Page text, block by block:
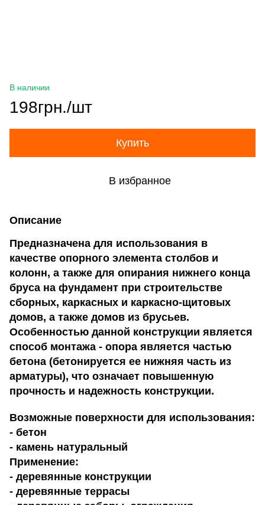
В наличии
198грн./шт
Купить
В избранное
Описание
Предназначена для использования в
качестве опорного элемента столбов и
колонн, а также для опирания нижнего конца
бруса на фундамент при строительстве
сборных, каркасных и каркасно-щитовых
домов, а также домов из брусьев.
Особенностью данной конструкции является
способ монтажа - опора является частью
бетона (бетонируется ее нижняя часть из
арматуры), что означает повышенную
прочность и надежность конструкции.
Возможные поверхности для использования:
- бетон
- камень натуральный
Применение:
- деревянные конструкции
- деревянные террасы